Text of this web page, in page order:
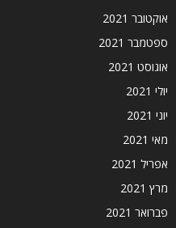
אוקטובר 2021
ספטמבר 2021
אוגוסט 2021
יולי 2021
יוני 2021
מאי 2021
אפריל 2021
מרץ 2021
פברואר 2021